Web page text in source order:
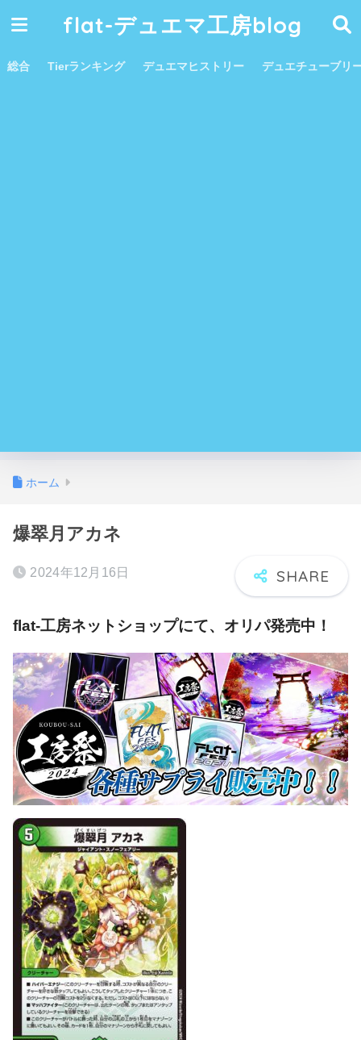
flat-デュエマ工房blog
総合 Tierランキング デュエマヒストリー デュエチューブリ
ホーム
爆翠月アカネ
2024年12月16日
flat-工房ネットショップにて、オリパ発売中！